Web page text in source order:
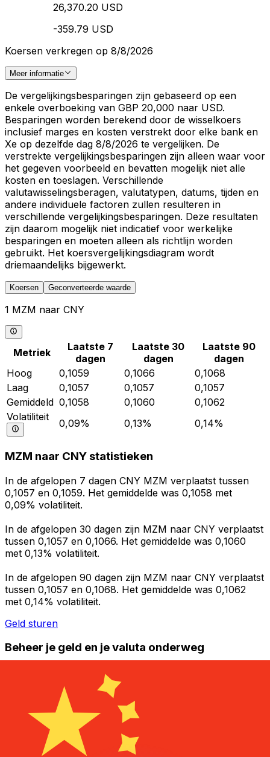
26,370.20 USD
-359.79 USD
Koersen verkregen op 8/8/2026
Meer informatie
De vergelijkingsbesparingen zijn gebaseerd op een
enkele overboeking van GBP 20,000 naar USD.
Besparingen worden berekend door de wisselkoers
inclusief marges en kosten verstrekt door elke bank en
Xe op dezelfde dag 8/8/2026 te vergelijken. De
verstrekte vergelijkingsbesparingen zijn alleen waar voor
het gegeven voorbeeld en bevatten mogelijk niet alle
kosten en toeslagen. Verschillende
valutawisselingsberagen, valutatypen, datums, tijden en
andere individuele factoren zullen resulteren in
verschillende vergelijkingsbesparingen. Deze resultaten
zijn daarom mogelijk niet indicatief voor werkelijke
besparingen en moeten alleen als richtlijn worden
gebruikt. Het koersvergelijkingsdiagram wordt
driemaandelijks bijgewerkt.
Koersen Geconverteerde waarde
1 MZM naar CNY
Metriek
Laatste 7
dagen
Laatste 30
dagen
Laatste 90
dagen
Hoog
0,1059 0,1066
0,1068
Laag
0,1057 0,1057
0,1057
Gemiddeld 0,1058 0,1060
0,1062
Volatiliteit
0,09% 0,13% 0,14%
MZM naar CNY statistieken
In de afgelopen 7 dagen CNY MZM verplaatst tussen
0,1057 en 0,1059. Het gemiddelde was 0,1058 met
0,09% volatiliteit.
In de afgelopen 30 dagen zijn MZM naar CNY verplaatst
tussen 0,1057 en 0,1066. Het gemiddelde was 0,1060
met 0,13% volatiliteit.
In de afgelopen 90 dagen zijn MZM naar CNY verplaatst
tussen 0,1057 en 0,1068. Het gemiddelde was 0,1062
met 0,14% volatiliteit.
Geld sturen
Beheer je geld en je valuta onderweg
De Xe-app heeft alles wat je nodig hebt voor wereldwijde
geldtransfers en valutabeheer. Wissel valuta's om, stel
koerswaarschuwingen in en maak geld over naar het
buitenland zonder verborgen kosten. Download
vandaag nog!